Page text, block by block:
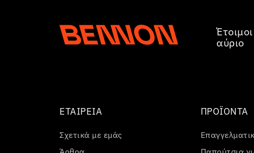
αύριο
ΕΤΑΙΡΕΊΑ
Σχετικά με εμάς
ΠΡΟΪΌΝΤΑ